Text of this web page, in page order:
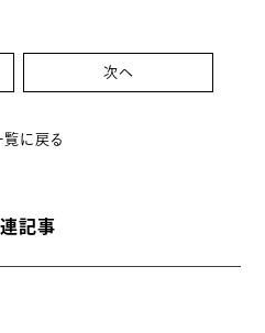
次へ
覧に戻る
記事